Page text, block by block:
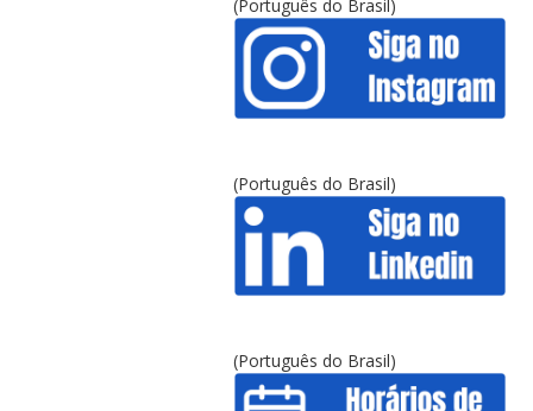
(Português do Brasil)
(Português do Brasil)
(Português do Brasil)